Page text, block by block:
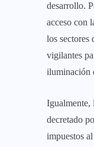
desarrollo.
acceso con
los sectores
vigilantes
iluminación
Igualmente,
decretado
impuestos